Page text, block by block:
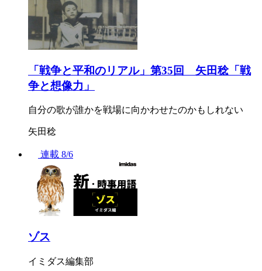
「戦争と平和のリアル」第35回 矢田稔「戦
争と想像力」
自分の歌が誰かを戦場に向かわせたのかもしれない
矢田稔
連載 8/6
ゾス
イミダス編集部